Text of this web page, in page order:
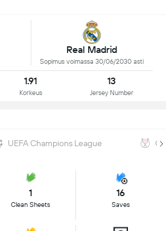
Real Madrid
Sopimus voimassa 30/06/2030 asti
1.91
Korkeus
13
Jersey Number
UEFA Champions League
1
Clean Sheets
16
Saves